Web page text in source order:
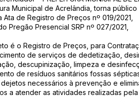
Municipal de Acrelândia, torna público
Ata de Registro de Preços nº 019/2021,
Pregão Presencial SRP nº 027/2021,
é o Registro de Preços, para
de serviços de dedetização,
descupinização, limpeza e
de resíduos sanitários fossas
necessários à prevenção e
a atender as atividades realizadas